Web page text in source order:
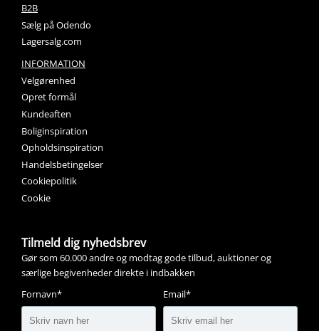
B2B
Sælg på Odendo
Lagersalg.com
INFORMATION
Velgørenhed
Opret formål
Kundeaften
Boliginspiration
Opholdsinspiration
Handelsbetingelser
Cookiepolitik
Cookie
Tilmeld dig nyhedsbrev
Gør som 60.000 andre og modtag gode tilbud, auktioner og
særlige begivenheder direkte i indbakken
Fornavn*
Email*